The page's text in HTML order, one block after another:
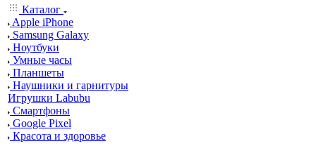
Каталог
Apple iPhone
Samsung Galaxy
Ноутбуки
Умные часы
Планшеты
Наушники и гарнитуры
Игрушки Labubu
Смартфоны
Google Pixel
Красота и здоровье